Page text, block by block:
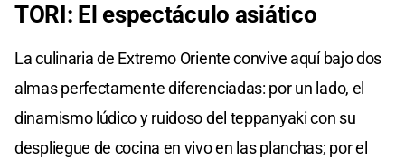
TORI: El espectáculo asiático
La culinaria de Extremo Oriente convive aquí bajo dos
almas perfectamente diferenciadas: por un lado, el
dinamismo lúdico y ruidoso del teppanyaki con su
despliegue de cocina en vivo en las planchas; por el